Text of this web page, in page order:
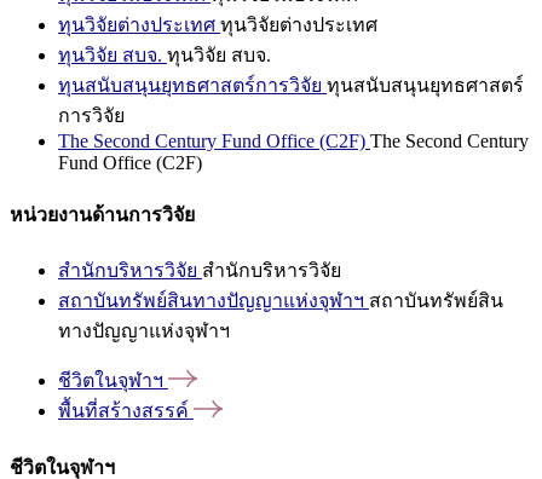
ทุนวิจัยต่างประเทศ ทุนวิจัยต่างประเทศ
ทุนวิจัย สบจ. ทุนวิจัย สบจ.
ทุนสนับสนุนยุทธศาสตร์การวิจัย ทุนสนับสนุนยุทธศาสตร์
การวิจัย
The Second Century Fund Office (C2F) The Second Century
Fund Office (C2F)
หน่วยงานด้านการวิจัย
สำนักบริหารวิจัย สำนักบริหารวิจัย
สถาบันทรัพย์สินทางปัญญาแห่งจุฬาฯ สถาบันทรัพย์สิน
ทางปัญญาแห่งจุฬาฯ
ชีวิตในจุฬาฯ
พื้นที่สร้างสรรค์
ชีวิตในจุฬาฯ